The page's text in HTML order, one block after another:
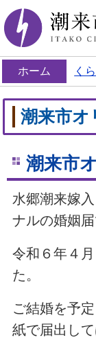
ホーム く
潮来市オ
潮来市
水郷潮来嫁
ナルの婚姻届
令和６年４
た。
ご結婚を予
紙で届出して